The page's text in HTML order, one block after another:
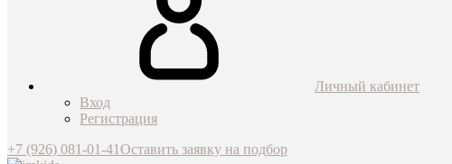
Личный кабинет
Вход
Регистрация
+7 (926) 081-01-41Оставить заявку на подбор